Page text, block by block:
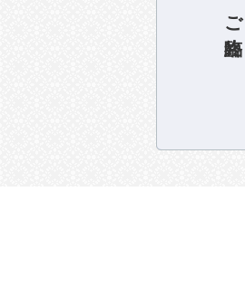
ご臨終